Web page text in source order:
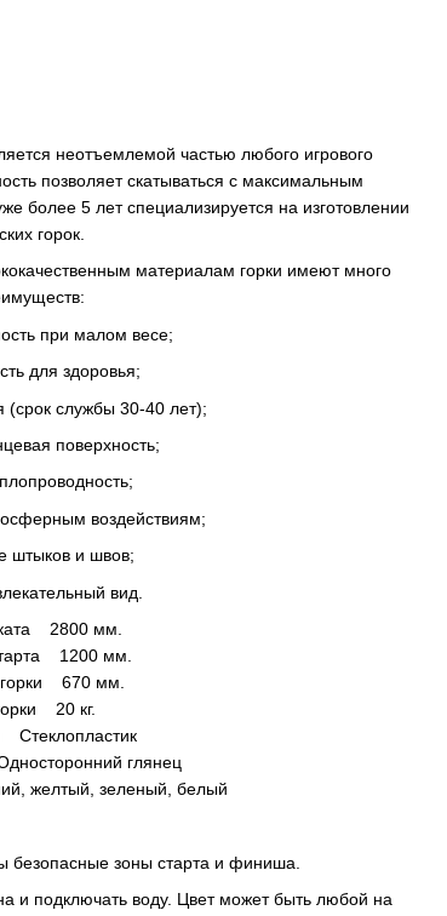
неотъемлемой частью любого игрового
позволяет скатываться с максимальным
более 5 лет специализируется на изготовлении
горок.
материалам горки имеют много
при малом весе;
для здоровья;
службы 30-40 лет);
поверхность;
воздействиям;
штыков и швов;
вид.
2800 мм.
1200 мм.
670 мм.
20 кг.
Стеклопластик
глянец
желтый, зеленый, белый
безопасные зоны старта и финиша.
и подключать воду. Цвет может быть любой на